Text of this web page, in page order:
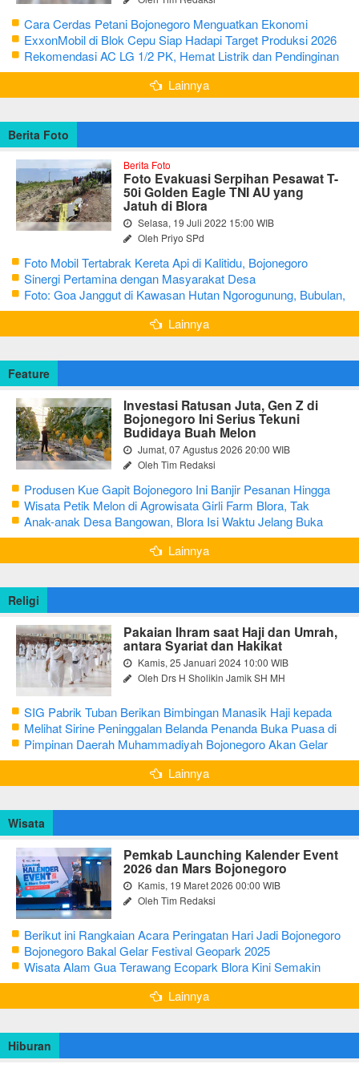
Cara Cerdas Petani Bojonegoro Menguatkan Ekonomi
Keluarga
ExxonMobil di Blok Cepu Siap Hadapi Target Produksi 2026
Rekomendasi AC LG 1/2 PK, Hemat Listrik dan Pendinginan
Maksimal
Lainnya
Berita Foto
Berita Foto
Foto Evakuasi Serpihan Pesawat T-
50i Golden Eagle TNI AU yang
Jatuh di Blora
Selasa, 19 Juli 2022 15:00 WIB
Oleh Priyo SPd
Foto Mobil Tertabrak Kereta Api di Kalitidu, Bojonegoro
Sinergi Pertamina dengan Masyarakat Desa
Foto: Goa Janggut di Kawasan Hutan Ngorogunung, Bubulan,
Bojonegoro
Lainnya
Feature
Investasi Ratusan Juta, Gen Z di
Bojonegoro Ini Serius Tekuni
Budidaya Buah Melon
Jumat, 07 Agustus 2026 20:00 WIB
Oleh Tim Redaksi
Produsen Kue Gapit Bojonegoro Ini Banjir Pesanan Hingga
Puluhan Juta di Bulan Ramadan
Wisata Petik Melon di Agrowisata Girli Farm Blora, Tak
Sampai 5 Hari Sudah Ludes Terjual
Anak-anak Desa Bangowan, Blora Isi Waktu Jelang Buka
Puasa dengan Latihan Gamelan
Lainnya
Religi
Pakaian Ihram saat Haji dan Umrah,
antara Syariat dan Hakikat
Kamis, 25 Januari 2024 10:00 WIB
Oleh Drs H Sholikin Jamik SH MH
SIG Pabrik Tuban Berikan Bimbingan Manasik Haji kepada
CJH Kabupaten Tuban
Melihat Sirine Peninggalan Belanda Penanda Buka Puasa di
Pendopo Bupati Blora
Pimpinan Daerah Muhammadiyah Bojonegoro Akan Gelar
Salat Iduladha 9 Juli 2022
Lainnya
Wisata
Pemkab Launching Kalender Event
2026 dan Mars Bojonegoro
Kamis, 19 Maret 2026 00:00 WIB
Oleh Tim Redaksi
Berikut ini Rangkaian Acara Peringatan Hari Jadi Bojonegoro
Ke-348 Tahun 2025
Bojonegoro Bakal Gelar Festival Geopark 2025
Wisata Alam Gua Terawang Ecopark Blora Kini Semakin
Menarik
Lainnya
Hiburan